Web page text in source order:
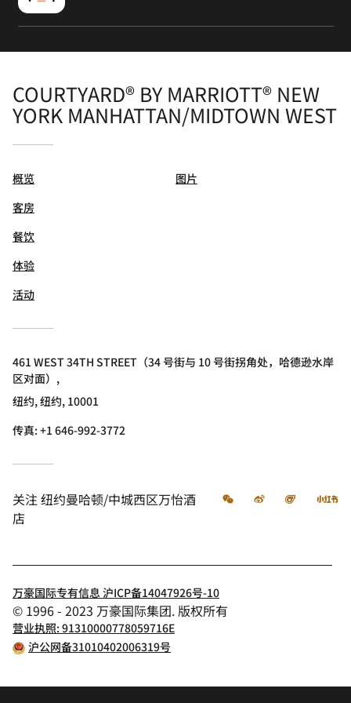
COURTYARD® BY MARRIOTT® NEW
YORK MANHATTAN/MIDTOWN WEST
概览
客房
餐饮
体验
活动
图片
461 WEST 34TH STREET（34 号街与 10 号街拐角处，哈德逊水岸
区对面）,
纽约, 纽约, 10001
传真:+1 646-992-3772
关注纽约曼哈顿/中城西区万怡酒
店
微信 微博 飞猪
万豪国际专有信息 沪ICP备14047926号-10
© 1996 - 2023 万豪国际集团. 版权所有
营业执照: 91310000778059716E
沪公网备31010402006319号